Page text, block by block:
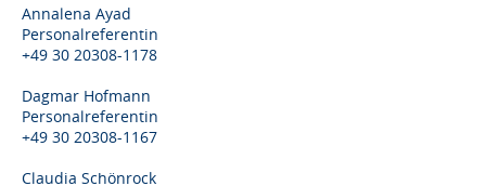
Annalena Ayad
Personalreferentin
+49 30 20308-1178
Dagmar Hofmann
Personalreferentin
+49 30 20308-1167
Claudia Schönrock